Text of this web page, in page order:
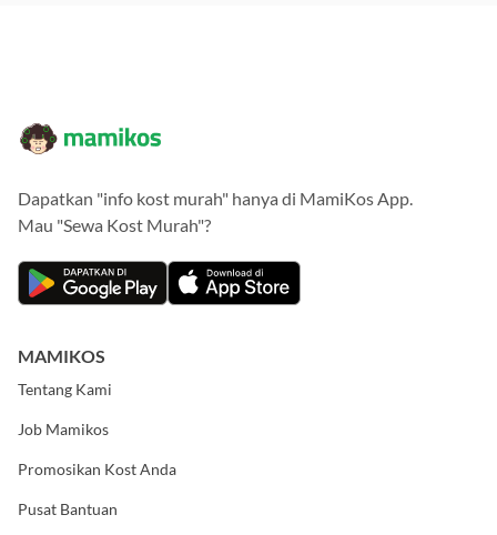
Dapatkan "info kost murah" hanya di MamiKos App.
Mau "Sewa Kost Murah"?
MAMIKOS
Tentang Kami
Job Mamikos
Promosikan Kost Anda
Pusat Bantuan